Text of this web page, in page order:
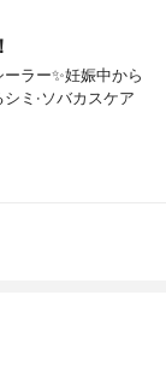
ラー✨妊娠中から
ミ·ソバカスケア